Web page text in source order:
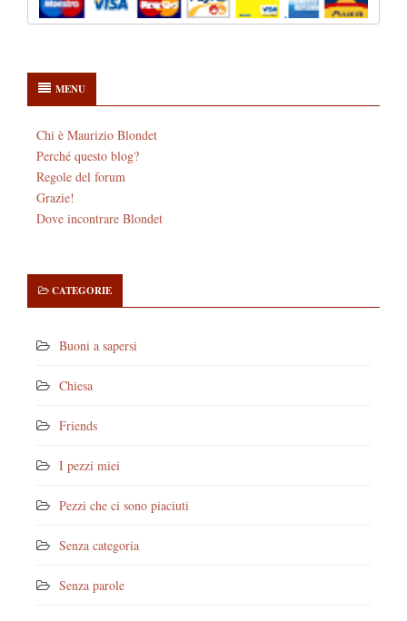
MENU
Chi è Maurizio Blondet
Perché questo blog?
Regole del forum
Grazie!
Dove incontrare Blondet
CATEGORIE
Buoni a sapersi
Chiesa
Friends
I pezzi miei
Pezzi che ci sono piaciuti
Senza categoria
Senza parole